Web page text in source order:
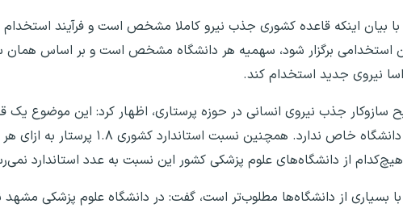
بیان اینکه قاعده کشوری جذب نیرو کاملا مشخص است و فرآیند
استخدامی برگزار شود، سهمیه هر دانشگاه مشخص است و بر اساس همان
نیروی جدید استخدام کند.
جذب نیروی انسانی در حوزه پرستاری، اظهار کرد: این موضوع یک
بهداشت است و ارتباطی به تصمیمات یک دانشگاه خاص
از دانشگاه‌های علوم پزشکی کشور این نسبت به عدد استاندارد
بسیاری از دانشگاه‌ها مطلوب‌تر است، گفت: در دانشگاه علوم پزشکی